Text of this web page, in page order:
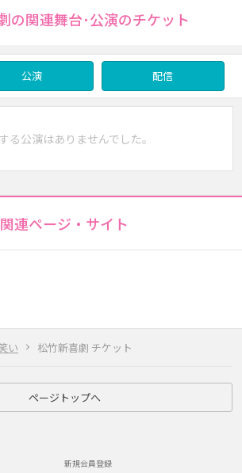
い 松竹新喜劇 チケット
の関連舞台･公演のチケット
公演 配信
る公演はありませんでした。
関連ページ・サイト
ページトップへ
新規会員登録